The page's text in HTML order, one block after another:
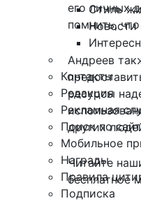
Стиль
Новости
Контакты
Редакция
Рекламная
Поиск по
Мобильное
Награды
Правила
Подписка
его личных
помнить,
Андреев
ресурсы
других
Читайте
бесплатное